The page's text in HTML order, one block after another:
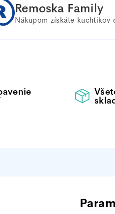
Remoska Family
Nákupom získáte kuchtíkov